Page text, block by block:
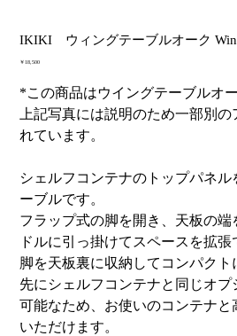
IKIKI ウィングテーブルオーク
価
￥18,500
*この商品はウイングテーブルオ
上記写真には説明のため一部別
れています。
シェルフコンテナのトップパネ
ーブルです。
フラップ式の脚を開き、天板の
ドルに引っ掛けてスペースを拡張
脚を天板裏に収納してコンパク
先にシェルフコンテナと同じオ
可能なため、お使いのコンテナと
いただけます。